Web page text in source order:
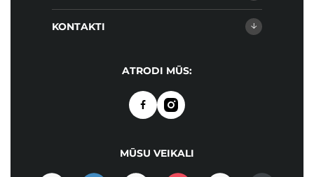
KONTAKTI
ATRODI MŪS:
MŪSU VEIKALI